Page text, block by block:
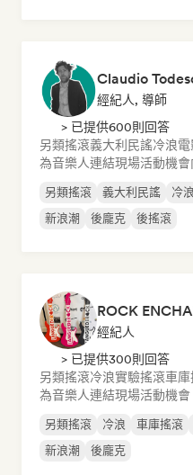
Claudio
經紀人, 導師
> 已提供600則回答
另類搖滾義大利民謠冷浪
為音樂人連結現場活動機會
另類搖滾 義大利民謠 冷浪
新浪潮
後龐克 後搖滾
ROCK
經紀人
> 已提供300則回答
另類搖滾冷浪實驗搖滾車
為音樂人連結現場活動機會
另類搖滾 冷浪 車庫搖滾
新浪潮
後龐克